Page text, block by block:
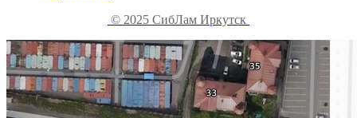
© 2025 СибЛам Иркутск